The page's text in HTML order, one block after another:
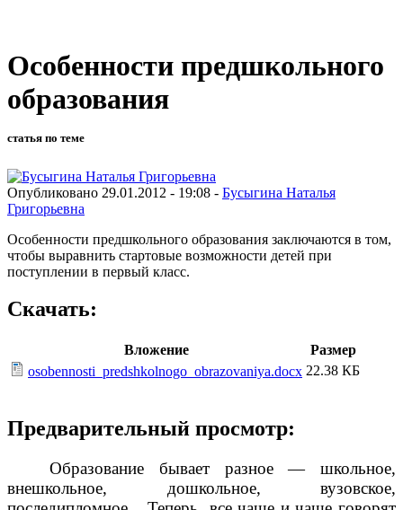
Особенности предшкольного
образования
статья по теме
Опубликовано 29.01.2012 - 19:08 - Бусыгина Наталья
Григорьевна
Особенности предшкольного образования заключаются в том,
чтобы выравнить стартовые возможности детей при
поступлении в первый класс.
Скачать:
Вложение
Размер
osobennosti_predshkolnogo_obrazovaniya.docx 22.38 КБ
Предварительный просмотр:
Образование бывает разное — школьное,
внешкольное, дошкольное, вузовское,